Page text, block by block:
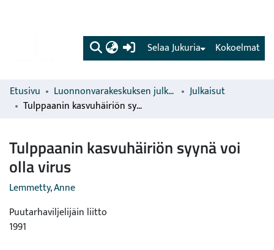
(current) Kokoelmat
Selaa Jukuria
Etusivu Luonnonvarakeskuksen julkaisut
Julkaisut
Tulppaanin kasvuhäiriön syynä voi olla virus
Tulppaanin kasvuhäiriön syynä voi
olla virus
Lemmetty, Anne
Puutarhaviljelijäin liitto
1991